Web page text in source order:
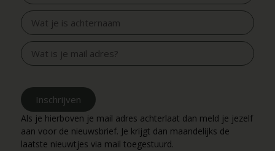
Inschrijven
Als je hierboven je mail adres achterlaat dan meld je jezelf
aan voor de nieuwsbrief. Je krijgt dan maandelijks de
laatste nieuwtjes via mail toegestuurd.